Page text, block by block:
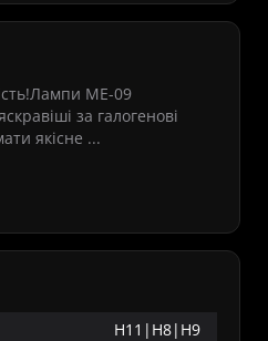
ME-09
за галогенові
якісне ...
H11|H8|H9